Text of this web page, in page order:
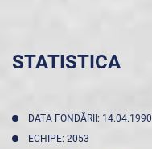
STATISTICA
DATA FONDĂRII: 14.04.1990
ECHIPE: 2053